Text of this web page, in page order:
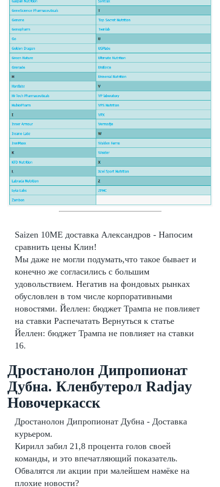
Saizen 10ME доставка Александров - Напосим
сравнить цены Клин!
Мы даже не могли подумать,что такое бывает и
конечно же согласились с большим
удовольствием. Негатив на фондовых рынках
обусловлен в том числе корпоративными
новостями. Йеллен: бюджет Трампа не повлияет
на ставки Распечатать Вернуться к статье
Йеллен: бюджет Трампа не повлияет на ставки
16.
Дростанолон Дипропионат
Дубна. Кленбутерол Radjay
Новочеркасск
Дростанолон Дипропионат Дубна - Доставка
курьером.
Кирилл забил 21,8 процента голов своей
команды, и это впечатляющий показатель.
Обвалятся ли акции при малейшем намёке на
плохие новости?